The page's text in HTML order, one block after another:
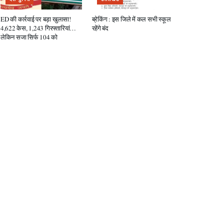
ED की कार्रवाई पर बड़ा खुलासा!
4,622 केस, 1,243 गिरफ्तारियां…
लेकिन सजा सिर्फ 104 को
ब्रेकिंग : इस जिले में कल सभी स्कूल
रहेंगे बंद